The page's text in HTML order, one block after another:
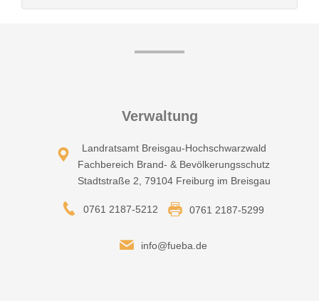
Verwaltung
Landratsamt Breisgau-Hochschwarzwald
Fachbereich Brand- & Bevölkerungsschutz
Stadtstraße 2, 79104 Freiburg im Breisgau
0761 2187-5212 0761 2187-5299
info@fueba.de